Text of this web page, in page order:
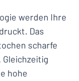
werden Ihre
Das
scharfe
hohe